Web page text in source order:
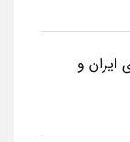
ایران و